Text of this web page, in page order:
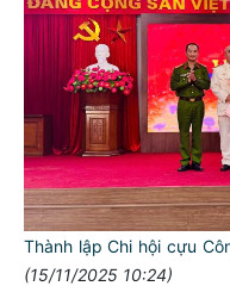
Thành lập Chi hội cựu
(15/11/2025 10:24)